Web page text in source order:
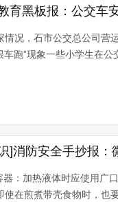
育黑板报：公交车
况，石市公交总公司营
跑”现象一些小学生在
]消防安全手抄报：
：加热液体时应使用广
在煎煮带壳食物时，